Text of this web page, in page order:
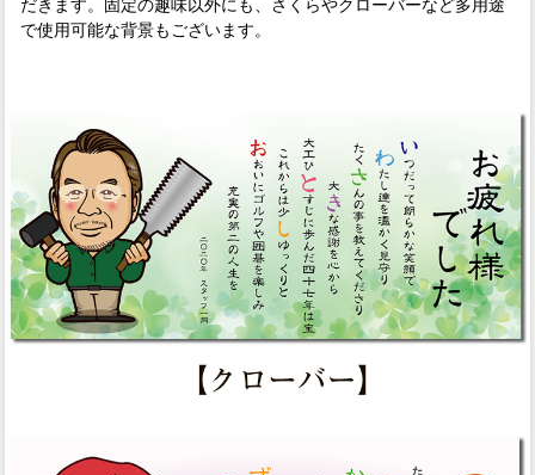
だきます。固定の趣味以外にも、さくらやクローバーなど多用途
で使用可能な背景もございます。